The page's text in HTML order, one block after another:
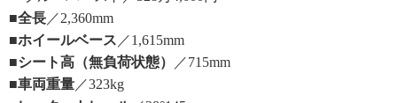
■全長 ／2,360mm
■ホイールベース ／1,615mm
■シート高（無負荷状態）
／715mm
■車両重量 ／323kg